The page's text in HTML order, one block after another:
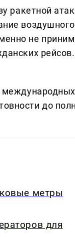
ракетной
воздушного
не
международных
до
метры
для